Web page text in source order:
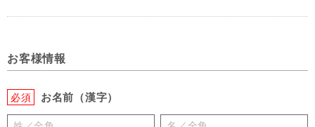
お客様情報
必須 お名前（漢字）